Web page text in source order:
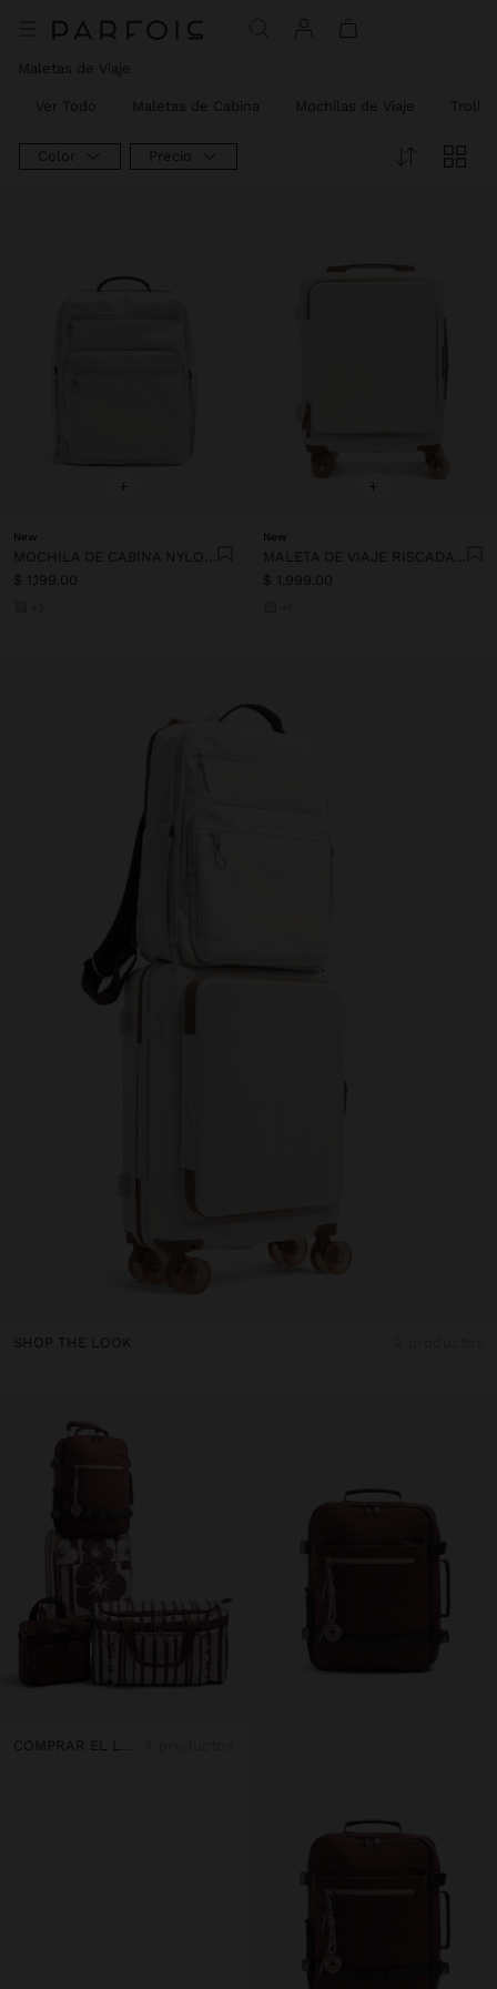
Maletas de Viaje
Ver Todo Maletas de Cabina Mochilas de Viaje
Color Precio
+
New
MOCHILA DE CABINA NYLON EXTENSIBLE CON PORTA-BOTELLA
$ 1,199.00
+
New
MALETA DE VIAJE RISCADA CON PORTA-VASOS
$ 1,999.00
SHOP THE LOOK
COMPRAR EL LOOK